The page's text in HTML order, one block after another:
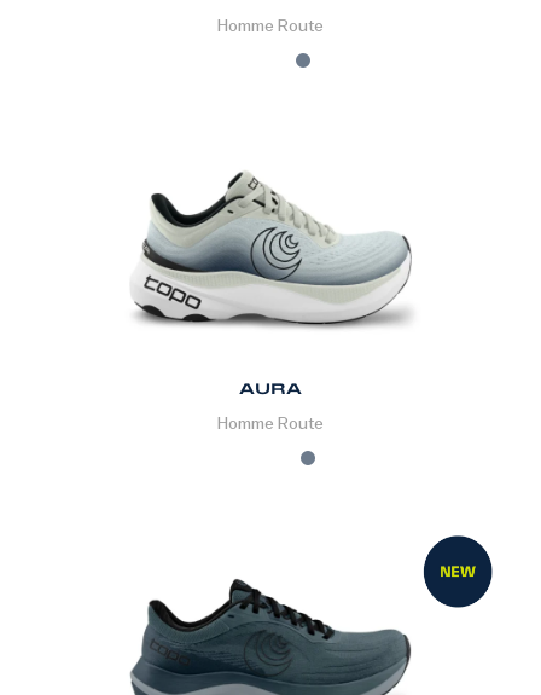
Homme Route
AURA
Homme Route